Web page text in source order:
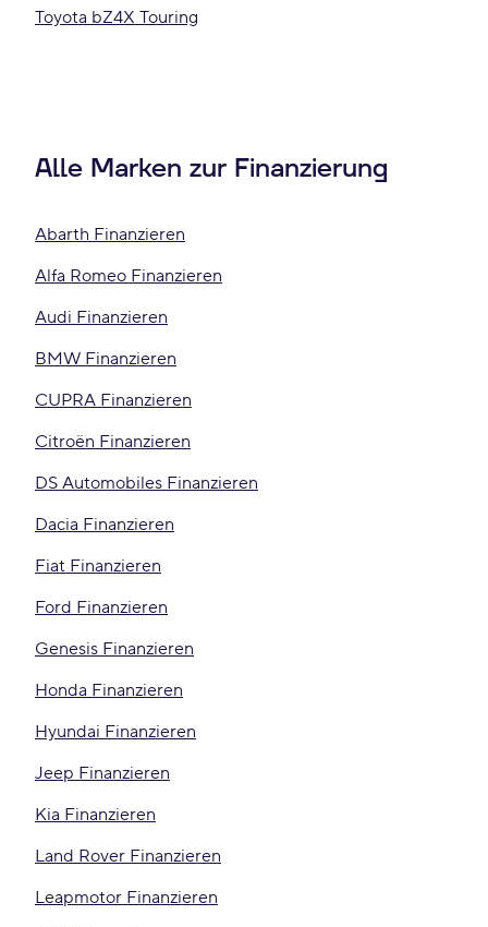
Toyota bZ4X Touring
Alle Marken zur Finanzierung
Abarth Finanzieren
Alfa Romeo Finanzieren
Audi Finanzieren
BMW Finanzieren
CUPRA Finanzieren
Citroën Finanzieren
DS Automobiles Finanzieren
Dacia Finanzieren
Fiat Finanzieren
Ford Finanzieren
Genesis Finanzieren
Honda Finanzieren
Hyundai Finanzieren
Jeep Finanzieren
Kia Finanzieren
Land Rover Finanzieren
Leapmotor Finanzieren